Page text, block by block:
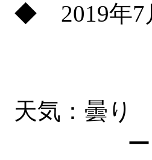
◆ 2019年7
天気：曇